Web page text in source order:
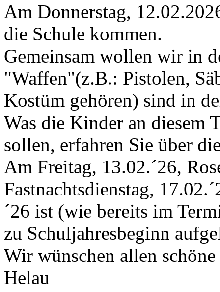
Am Donnerstag,
die Schule kommen.
Gemeinsam wollen wir in
"Waffen"(z.B.: Pistolen,
Kostüm gehören) sind in
Was die Kinder an diesem
sollen, erfahren Sie über
Am Freitag, 13.02.´26,
Fastnachtsdienstag,
´26 ist (wie bereits im
zu Schuljahresbeginn
Wir wünschen allen schöne
Helau